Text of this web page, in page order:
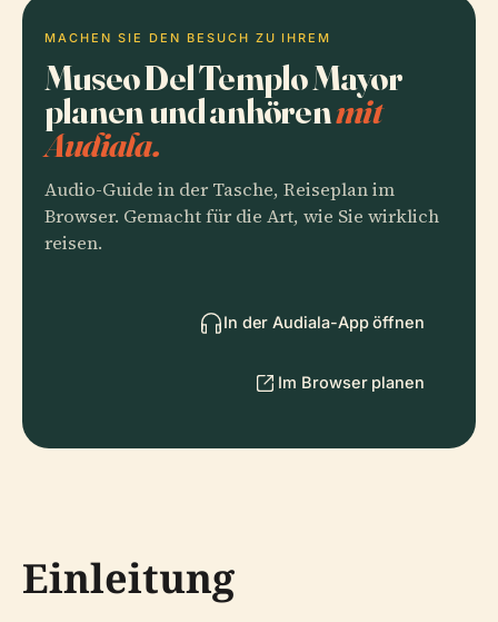
MACHEN SIE DEN BESUCH ZU IHREM
Museo Del Templo Mayor
planen und anhörenmit
Audiala.
Audio-Guide in der Tasche, Reiseplan im
Browser. Gemacht für die Art, wie Sie wirklich
reisen.
In der Audiala-App öffnen
Im Browser planen
Einleitung